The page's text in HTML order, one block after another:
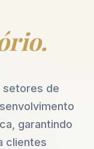
setores de
garantindo
clientes